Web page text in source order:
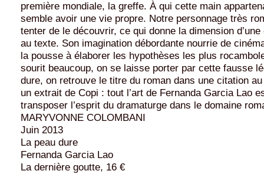
première mondiale, la greffe. À qui cette main
semble avoir une vie propre. Notre personnage très
tenter de le découvrir, ce qui donne la dimension
au texte. Son imagination débordante nourrie de
la pousse à élaborer les hypothèses les plus
sourit beaucoup, on se laisse porter par cette fausse
dure, on retrouve le titre du roman dans une citation
un extrait de Copi : tout l’art de Fernanda Garcia Lao
transposer l’esprit du dramaturge dans le domaine
MARYVONNE COLOMBANI
Juin 2013
La peau dure
Fernanda Garcia Lao
La dernière goutte, 16 €